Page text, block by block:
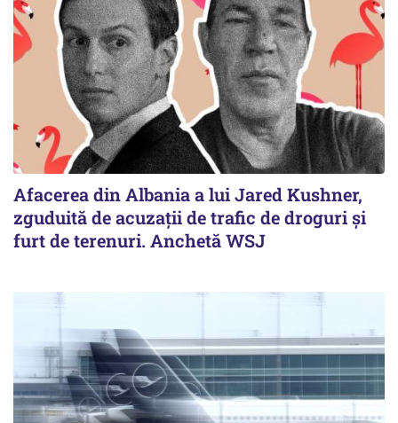
Afacerea din Albania a lui Jared Kushner,
zguduită de acuzații de trafic de droguri și
furt de terenuri. Anchetă WSJ